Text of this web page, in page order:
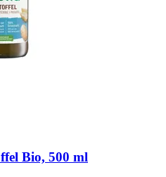
Bio, 500 ml